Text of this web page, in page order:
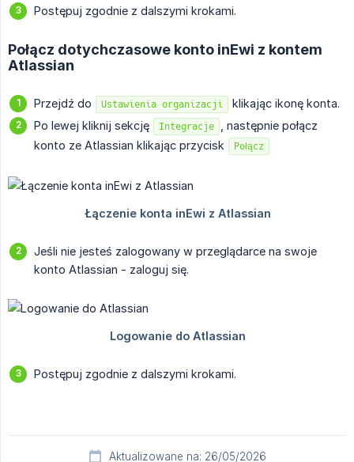
Postępuj zgodnie z dalszymi krokami.
Połącz dotychczasowe konto inEwi z kontem
Atlassian
Przejdź do Ustawienia organizacji
klikając ikonę konta.
Po lewej kliknij sekcję
Integracje
, następnie połącz
konto ze Atlassian klikając przycisk
Połącz
Jeśli nie jesteś zalogowany w przeglądarce na swoje
konto Atlassian - zaloguj się.
Postępuj zgodnie z dalszymi krokami.
Aktualizowane na: 26/05/2026